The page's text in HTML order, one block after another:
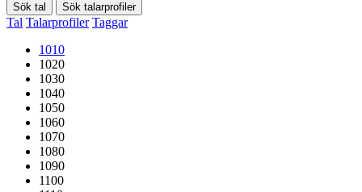
Sök tal Sök talarprofiler
Tal Talarprofiler Taggar
1010
1020
1030
1040
1050
1060
1070
1080
1090
1100